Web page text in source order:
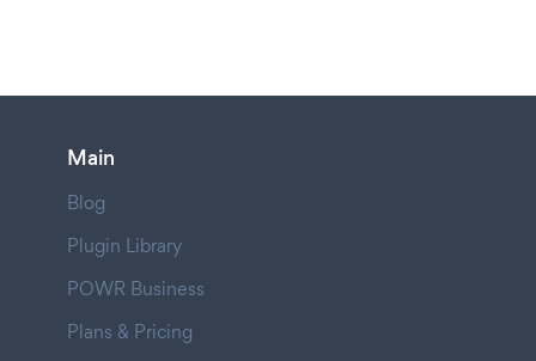
Main
Blog
Plugin Library
POWR Business
Plans & Pricing